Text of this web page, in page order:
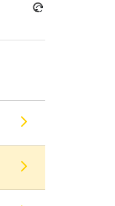
Daten werden geladen. Bitte warten...